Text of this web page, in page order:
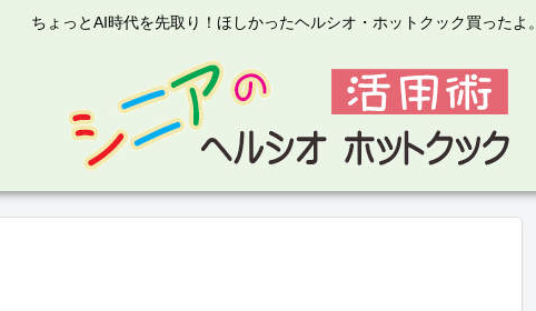
ちょっとAI時代を先取り！ほしかったヘルシオ・ホットクック買ったよ。